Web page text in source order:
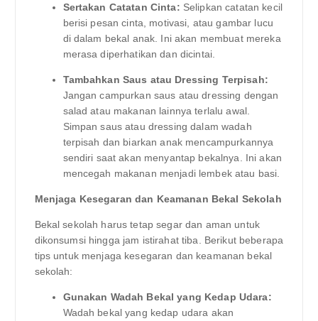
Sertakan Catatan Cinta: Selipkan catatan kecil
berisi pesan cinta, motivasi, atau gambar lucu
di dalam bekal anak. Ini akan membuat mereka
merasa diperhatikan dan dicintai.
Tambahkan Saus atau Dressing Terpisah:
Jangan campurkan saus atau dressing dengan
salad atau makanan lainnya terlalu awal.
Simpan saus atau dressing dalam wadah
terpisah dan biarkan anak mencampurkannya
sendiri saat akan menyantap bekalnya. Ini akan
mencegah makanan menjadi lembek atau basi.
Menjaga Kesegaran dan Keamanan Bekal Sekolah
Bekal sekolah harus tetap segar dan aman untuk
dikonsumsi hingga jam istirahat tiba. Berikut beberapa
tips untuk menjaga kesegaran dan keamanan bekal
sekolah:
Gunakan Wadah Bekal yang Kedap Udara:
Wadah bekal yang kedap udara akan